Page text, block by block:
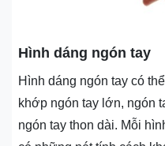
Hình dáng ngón tay
Hình dáng ngón tay có
khớp ngón tay lớn, ngón
ngón tay thon dài. Mỗi